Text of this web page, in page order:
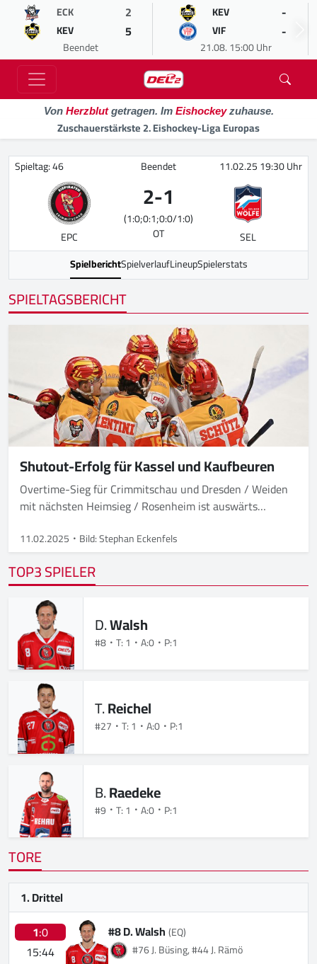
ECK 2
KEV 5
Beendet
KEV -
VIF -
21.08. 15:00 Uhr
Von Herzblutgetragen. Im Eishockeyzuhause.
Zuschauerstärkste 2. Eishockey-Liga Europas
Spieltag: 46 Beendet 11.02.25 19:30 Uhr
EPC
2-1
(1:0;0:1;0:0/1:0)
OT
SEL
SpielberichtSpielverlaufLineupSpielerstats
SPIELTAGSBERICHT
Shutout-Erfolg für Kassel und Kaufbeuren
Overtime-Sieg für Crimmitschau und Dresden / Weiden
mit nächsten Heimsieg / Rosenheim ist auswärts
11.02.2025 Bild: Stephan Eckenfels
TOP3 SPIELER
D.Walsh
#8 T: 1 A:0 P:1
T.Reichel
#27 T: 1 A:0 P:1
B.Raedeke
#9 T: 1 A:0 P:1
TORE
1. Drittel
1:0
15:44
#8 D. Walsh(EQ)
#76 J. Büsing, #44 J. Rämö